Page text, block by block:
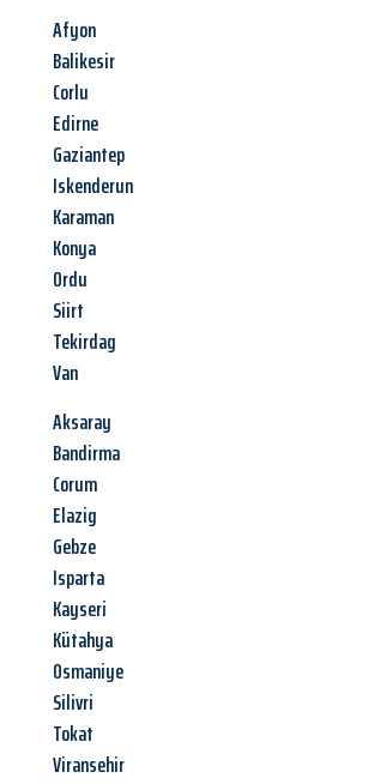
Afyon
Balikesir
Corlu
Edirne
Gaziantep
Iskenderun
Karaman
Konya
Ordu
Siirt
Tekirdag
Van
Aksaray
Bandirma
Corum
Elazig
Gebze
Isparta
Kayseri
Kütahya
Osmaniye
Silivri
Tokat
Viransehir